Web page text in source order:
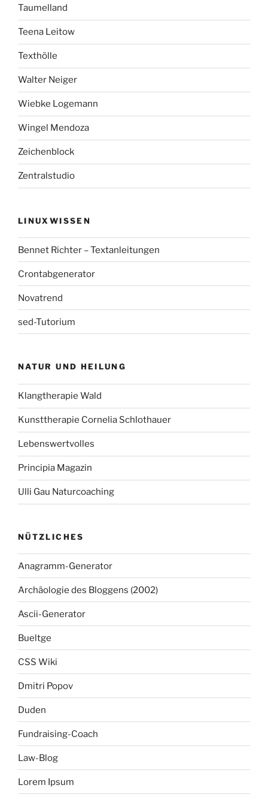
Taumelland
Teena Leitow
Texthölle
Walter Neiger
Wiebke Logemann
Wingel Mendoza
Zeichenblock
Zentralstudio
LINUXWISSEN
Bennet Richter – Textanleitungen
Crontabgenerator
Novatrend
sed-Tutorium
NATUR UND HEILUNG
Klangtherapie Wald
Kunsttherapie Cornelia Schlothauer
Lebenswertvolles
Principia Magazin
Ulli Gau Naturcoaching
NÜTZLICHES
Anagramm-Generator
Archäologie des Bloggens (2002)
Ascii-Generator
Bueltge
CSS Wiki
Dmitri Popov
Duden
Fundraising-Coach
Law-Blog
Lorem Ipsum